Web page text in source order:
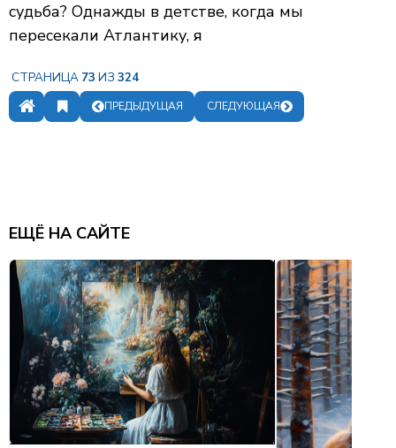
судьба? Однажды в детстве, когда мы
пересекали Атлантику, я
СТРАНИЦА 73 ИЗ324
ОГЛАВЛЕНИЕ
ЗАКЛАДКИПРЕДЫДУЩАЯ СЛЕДУЮЩАЯ
ЕЩЁ НА САЙТЕ